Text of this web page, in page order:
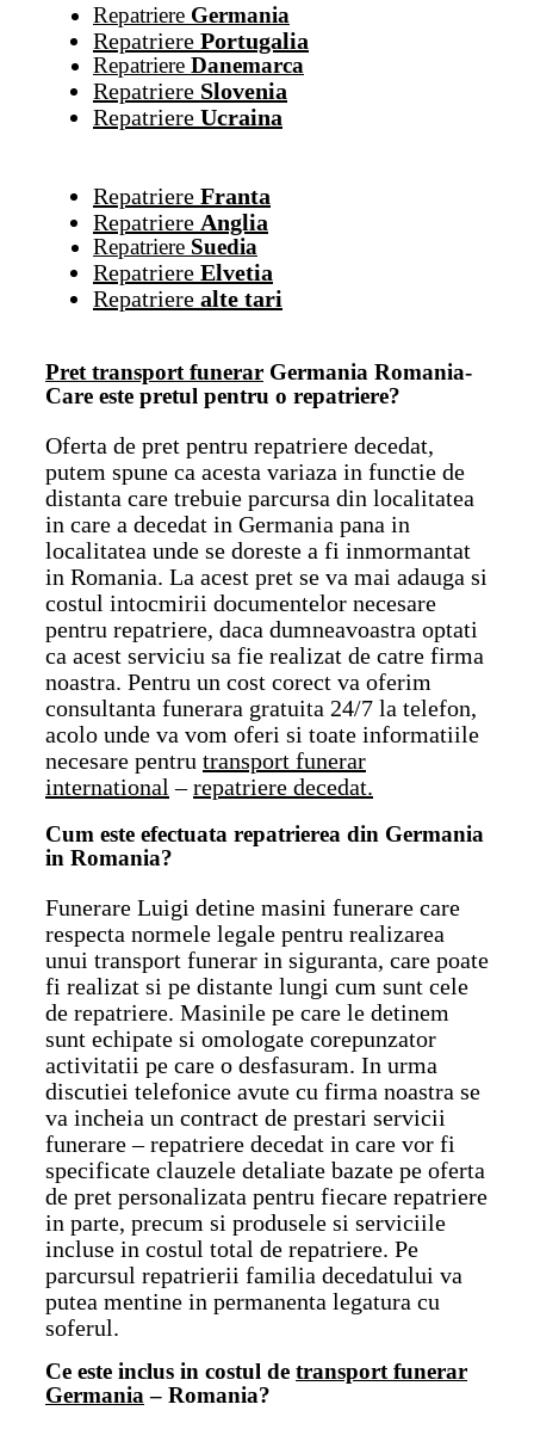
Repatriere Germania
Repatriere Portugalia
Repatriere Danemarca
Repatriere Slovenia
Repatriere Ucraina
Repatriere Franta
Repatriere Anglia
Repatriere Suedia
Repatriere Elvetia
Repatriere alte tari
Pret transport funerar Germania Romania-
Care este pretul pentru o repatriere?
Oferta de pret pentru repatriere decedat,
putem spune ca acesta variaza in functie de
distanta care trebuie parcursa din localitatea
in care a decedat in Germania pana in
localitatea unde se doreste a fi inmormantat
in Romania. La acest pret se va mai adauga si
costul intocmirii documentelor necesare
pentru repatriere, daca dumneavoastra optati
ca acest serviciu sa fie realizat de catre firma
noastra. Pentru un cost corect va oferim
consultanta funerara gratuita 24/7 la telefon,
acolo unde va vom oferi si toate informatiile
necesare pentru transport funerar
international –repatriere decedat.
Cum este efectuata repatrierea din Germania
in Romania?
Funerare Luigi detine masini funerare care
respecta normele legale pentru realizarea
unui transport funerar in siguranta, care poate
fi realizat si pe distante lungi cum sunt cele
de repatriere. Masinile pe care le detinem
sunt echipate si omologate corepunzator
activitatii pe care o desfasuram. In urma
discutiei telefonice avute cu firma noastra se
va incheia un contract de prestari servicii
funerare – repatriere decedat in care vor fi
specificate clauzele detaliate bazate pe oferta
de pret personalizata pentru fiecare repatriere
in parte, precum si produsele si serviciile
incluse in costul total de repatriere. Pe
parcursul repatrierii familia decedatului va
putea mentine in permanenta legatura cu
soferul.
Ce este inclus in costul de transport funerar
Germania – Romania?